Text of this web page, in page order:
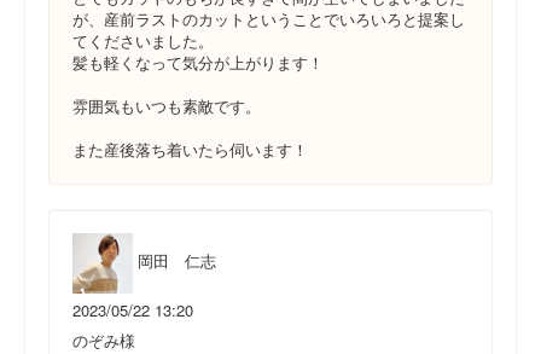
が、産前ラストのカットということでいろいろと提案し
てくださいました。
髪も軽くなって気分が上がります！
雰囲気もいつも素敵です。
また産後落ち着いたら伺います！
岡田 仁志
2023/05/22 13:20
のぞみ様